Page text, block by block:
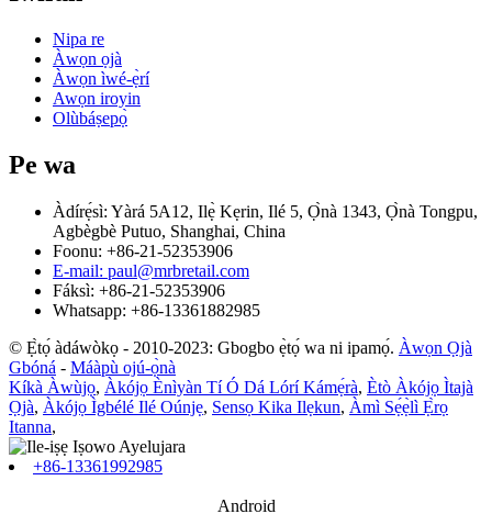
Nipa re
Àwọn ọjà
Àwọn ìwé-ẹ̀rí
Awọn iroyin
Olùbáṣepọ̀
Pe wa
Àdírẹ́sì: Yàrá 5A12, Ilẹ̀ Kẹrin, Ilé 5, Ọ̀nà 1343, Ọ̀nà Tongpu,
Agbègbè Putuo, Shanghai, China
Foonu: +86-21-52353906
E-mail: paul@mrbretail.com
Fáksì: +86-21-52353906
Whatsapp: +86-13361882985
© Ẹ̀tọ́ àdáwòkọ - 2010-2023: Gbogbo ẹ̀tọ́ wa ni ipamọ́. Àwọn Ọjà
Gbóná - Máàpù ojú-ọ̀nà
Kíkà Àwùjọ, Àkójọ Ènìyàn Tí Ó Dá Lórí Kámẹ́rà, Ètò Àkójọ Ìtajà
Ọjà, Àkójọ Ìgbélé Ilé Oúnjẹ, Sensọ Kika Ilẹkun, Àmì Sẹ́ẹ̀lì Ẹ̀rọ
Itanna,
+86-13361992985
Android